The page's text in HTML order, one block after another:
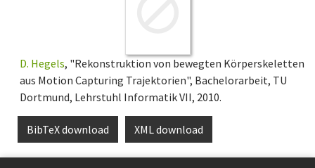
D. Hegels, "Rekonstruktion von bewegten Körperskeletten
aus Motion Capturing Trajektorien", Bachelorarbeit, TU
Dortmund, Lehrstuhl Informatik VII, 2010.
BibTeX download XML download